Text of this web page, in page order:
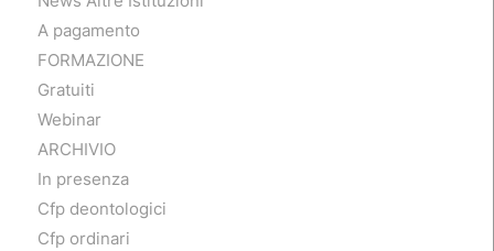
A pagamento
FORMAZIONE
Gratuiti
Webinar
ARCHIVIO
In presenza
Cfp deontologici
Cfp ordinari